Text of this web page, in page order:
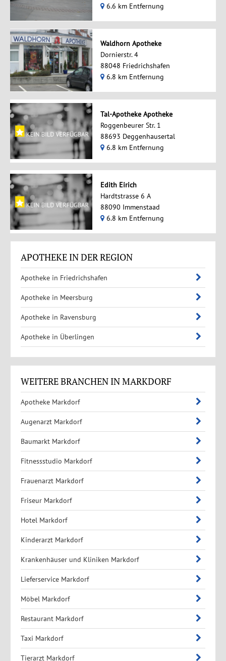
6.6 km Entfernung
Waldhorn Apotheke
Dornierstr. 4
88048 Friedrichshafen
6.8 km Entfernung
Tal-Apotheke Apotheke
Roggenbeurer Str. 1
88693 Deggenhausertal
6.8 km Entfernung
Edith Eirich
Hardtstrasse 6 A
88090 Immenstaad
6.8 km Entfernung
APOTHEKE IN DER REGION
Apotheke in Friedrichshafen
Apotheke in Meersburg
Apotheke in Ravensburg
Apotheke in Überlingen
WEITERE BRANCHEN IN MARKDORF
Apotheke Markdorf
Augenarzt Markdorf
Baumarkt Markdorf
Fitnessstudio Markdorf
Frauenarzt Markdorf
Friseur Markdorf
Hotel Markdorf
Kinderarzt Markdorf
Krankenhäuser und Kliniken Markdorf
Lieferservice Markdorf
Möbel Markdorf
Restaurant Markdorf
Taxi Markdorf
Tierarzt Markdorf